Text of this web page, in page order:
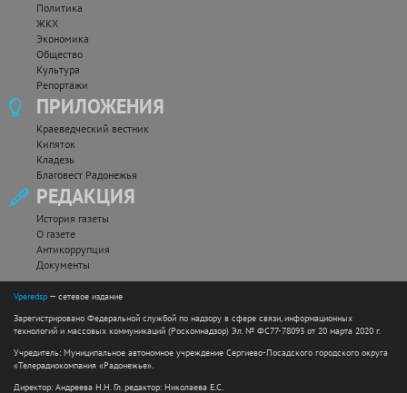
Политика
ЖКХ
Экономика
Общество
Культура
Репортажи
ПРИЛОЖЕНИЯ
Краеведческий вестник
Кипяток
Кладезь
Благовест Радонежья
РЕДАКЦИЯ
История газеты
О газете
Антикоррупция
Документы
Vperedsp — сетевое издание
Зарегистрировано Федеральной службой по надзору в сфере связи, информационных
технологий и массовых коммуникаций (Роскомнадзор) Эл. № ФС77-78093 от 20 марта 2020 г.
Учредитель: Муниципальное автономное учреждение Сергиево-Посадского городского округа
«Телерадиокомпания «Радонежье».
Директор: Андреева Н.Н. Гл. редактор: Николаева Е.С.